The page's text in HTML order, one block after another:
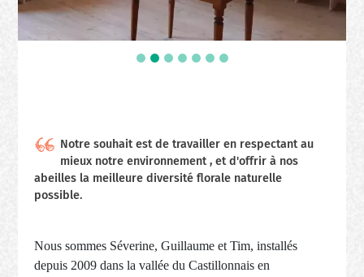
Notre souhait est de travailler en respectant au
mieux notre environnement , et d'offrir à nos
abeilles la meilleure diversité florale naturelle
possible.
Nous sommes Séverine, Guillaume et Tim, installés
depuis 2009 dans la vallée du Castillonnais en